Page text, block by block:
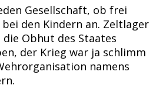
Gesellschaft, ob frei
den Kindern an. Zeltlager
Obhut des Staates
der Krieg war ja schlimm
namens